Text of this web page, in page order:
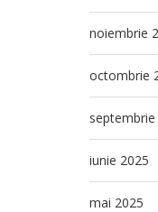
noiembrie
octombrie
septembrie
iunie 2025
mai 2025